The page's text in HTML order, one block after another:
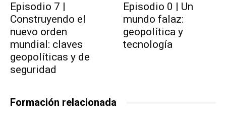
Episodio 7 |
Construyendo el
nuevo orden
mundial: claves
geopolíticas y de
seguridad
Episodio 0 | Un
mundo falaz:
geopolítica y
tecnología
Formación relacionada